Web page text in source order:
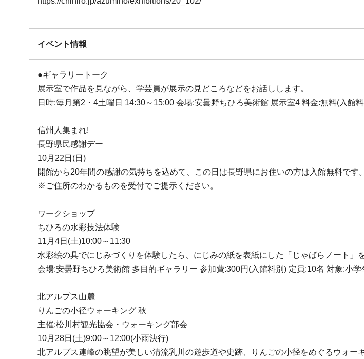
イベント情報
●ギャラリートーク
展示室で作品を見ながら、学芸員が展示の見どころなどをお話しします。
日時:毎月第2・4土曜日 14:30～15:00 会場:安曇野ちひろ美術館 展示室4 料金:無料(入館
信州人集まれ!
長野県民感謝デー
10月22日(日)
開館から20年間の感謝の気持ちを込めて、この日は長野県にお住いの方は入館無料です
※ご住所のわかるものを受付でご提示ください。
ワークショップ
ちひろの水彩技法体験
11月4日(土)10:00～11:30
水彩絵の具でにじみづくりを体験したら、にじみの紙を表紙にした「じゃばらノート」
会場:安曇野ちひろ美術館 多目的ギャラリー 参加費:300円(入館料別) 定員:10名 対象:小
北アルプス山麓
りんごの小径ウォーキング 秋
主催:松川村観光協会・ウォーキング部会
10月28日(土)9:00～12:00(小雨決行)
北アルプス連峰の眺望が美しい清流乳川の遊歩道や史跡、りんごの小径をめぐるウォ